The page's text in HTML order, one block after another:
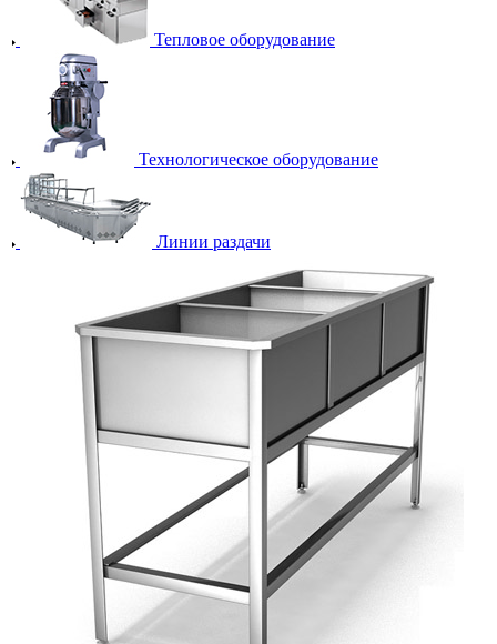
Тепловое оборудование
Технологическое оборудование
Линии раздачи